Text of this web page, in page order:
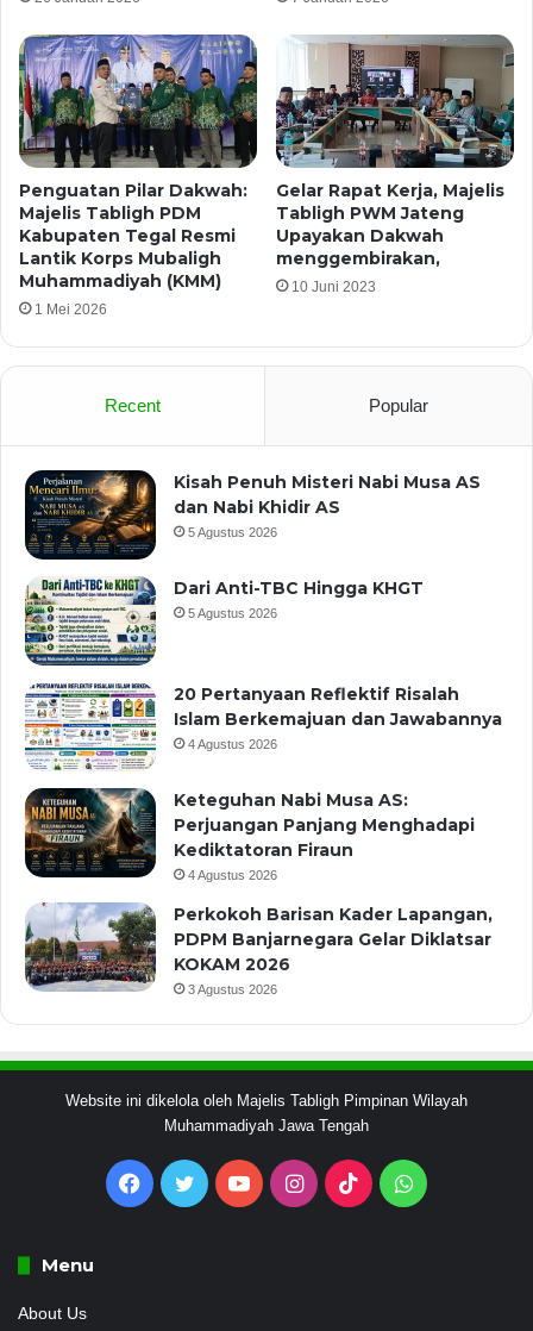
Penguatan Pilar Dakwah:
Majelis Tabligh PDM
Kabupaten Tegal Resmi
Lantik Korps Mubaligh
Muhammadiyah (KMM)
1 Mei 2026
Gelar Rapat Kerja, Majelis
Tabligh PWM Jateng
Upayakan Dakwah
menggembirakan,
10 Juni 2023
Recent Popular
Kisah Penuh Misteri Nabi Musa AS
dan Nabi Khidir AS
5 Agustus 2026
Dari Anti-TBC Hingga KHGT
5 Agustus 2026
20 Pertanyaan Reflektif Risalah
Islam Berkemajuan dan Jawabannya
4 Agustus 2026
Keteguhan Nabi Musa AS:
Perjuangan Panjang Menghadapi
Kediktatoran Firaun
4 Agustus 2026
Perkokoh Barisan Kader Lapangan,
PDPM Banjarnegara Gelar Diklatsar
KOKAM 2026
3 Agustus 2026
Website ini dikelola oleh Majelis Tabligh Pimpinan Wilayah
Muhammadiyah Jawa Tengah
Facebook
Twitter YouTubeInstagram
TikTokWhatsApp
Menu
About Us